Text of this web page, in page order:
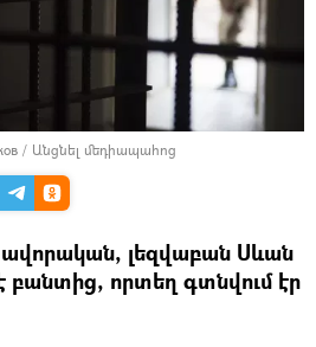
/ Անցնել մեդիապահոց
լեզվաբան Սևան
բանտից, որտեղ գտնվում էր